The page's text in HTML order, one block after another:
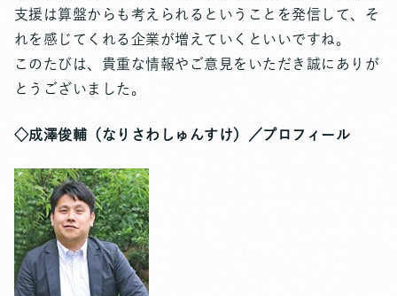
支援は算盤からも考えられるということを発信して、そ
れを感じてくれる企業が増えていくといいですね。
このたびは、貴重な情報やご意見をいただき誠にありが
とうございました。
◇成澤俊輔（なりさわしゅんすけ）／プロフィール